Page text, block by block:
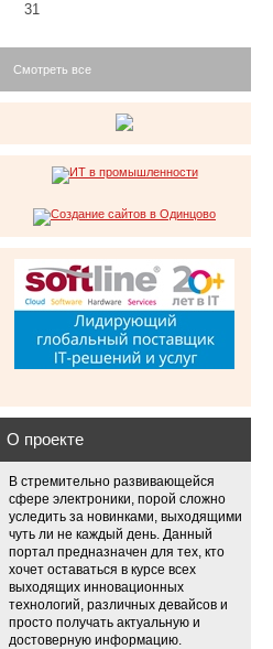
31
Смотреть все
О проекте
В стремительно развивающейся
сфере электроники, порой сложно
уследить за новинками, выходящими
чуть ли не каждый день. Данный
портал предназначен для тех, кто
хочет оставаться в курсе всех
выходящих инновационных
технологий, различных девайсов и
просто получать актуальную и
достоверную информацию.